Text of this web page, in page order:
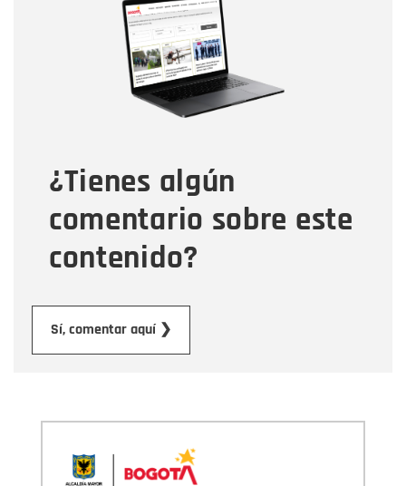
¿Tienes algún
comentario sobre este
contenido?
Sí, comentar aquí ❯
Correo electrónico
Tipo de comentario
Mensaje